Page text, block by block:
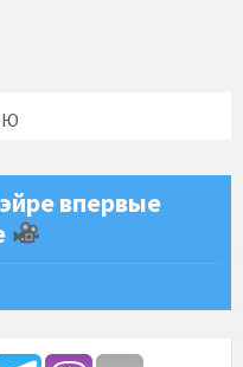
впервые